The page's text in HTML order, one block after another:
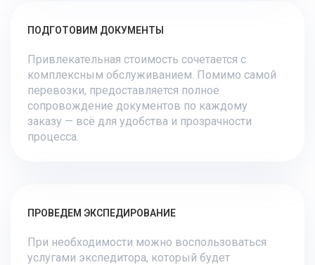
ПОДГОТОВИМ ДОКУМЕНТЫ
Привлекательная стоимость сочетается с
комплексным обслуживанием. Помимо самой
перевозки, предоставляется полное
сопровождение документов по каждому
заказу — всё для удобства и прозрачности
процесса.
ПРОВЕДЕМ ЭКСПЕДИРОВАНИЕ
При необходимости можно воспользоваться
услугами экспедитора, который будет